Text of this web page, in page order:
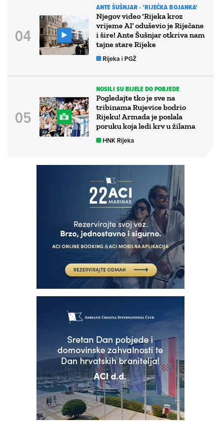
ANTE ŠUŠNJAR - 'RIJEČKA BOJANKA'
Njegov video ‘Rijeka kroz
vrijeme AI’ oduševio je Riječane
i šire! Ante Šušnjar otkriva nam
tajne stare Rijeke
Rijeka i PGŽ
NOSILI SU BIJELE DO POBJEDE
Pogledajte tko je sve na
tribinama Rujevice bodrio
Rijeku! Armada je poslala
poruku koja ledi krv u žilama
HNK Rijeka